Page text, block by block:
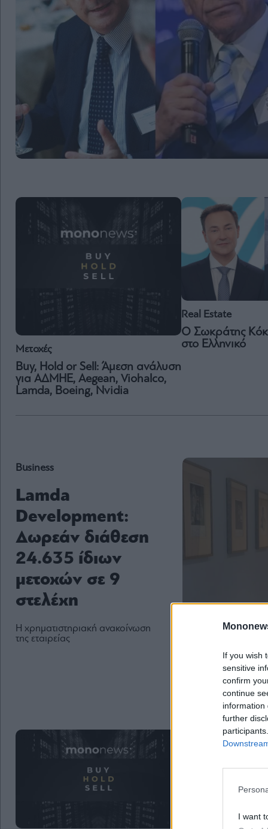
If you wish
sensitive
confirm
continue
information
further
I want
Μετοχές
Buy, Hold or Sell: Άμεση ανάλυση
για ΑΔΜΗΕ, Aegean, Viohalco,
Lamda, Boeing, Nvidia
Real Estate
Ο Σωκράτης
στο Ελληνικό
Business
Lamda
Development:
Δωρεάν διάθεση
24.635 ίδιων
μετοχών σε 9
στελέχη
Η χρηματιστηριακή ανακοίνωση
της εταιρείας